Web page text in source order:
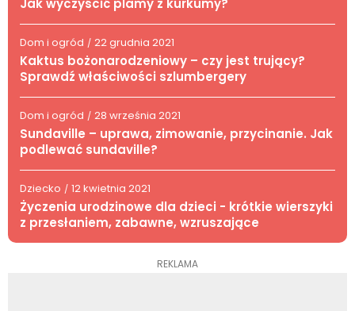
Jak wyczyścić plamy z kurkumy?
Dom i ogród / 22 grudnia 2021
Kaktus bożonarodzeniowy – czy jest trujący?
Sprawdź właściwości szlumbergery
Dom i ogród / 28 września 2021
Sundaville – uprawa, zimowanie, przycinanie. Jak
podlewać sundaville?
Dziecko / 12 kwietnia 2021
Życzenia urodzinowe dla dzieci - krótkie wierszyki
z przesłaniem, zabawne, wzruszające
REKLAMA